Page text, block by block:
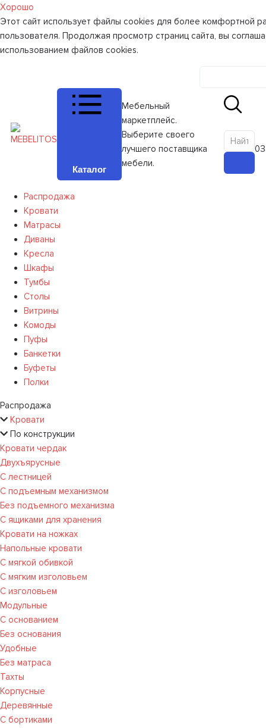
Хорошо
Этот сайт использует файлы cookies для более комфортной
пользователя. Продолжая просмотр страниц сайта, вы
использованием файлов cookies.
Каталог
Мебельный
маркетплейс.
Выберите своего
лучшего поставщика
мебели.
0
Распродажа
Кровати
Матрасы
Диваны
Кресла
Шкафы
Тумбы
Столы
Витрины
Комоды
Пуфы
Банкетки
Буфеты
Полки
Распродажа
Кровати
По конструкции
Кровати чердак
Двухъярусные
С лестницей
С подъемным механизмом
Без подъемного механизма
С ящиками для хранения
Кровати на ножках
Напольные кровати
С мягкой обивкой
С мягким изголовьем
С изголовьем
Модульные
С основанием
Без основания
Удобные
Без матраса
Тахты
Корпусные
Деревянные
С бортиками